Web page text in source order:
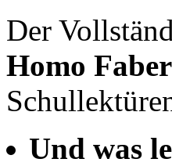
Der
Homo Faber
Und was